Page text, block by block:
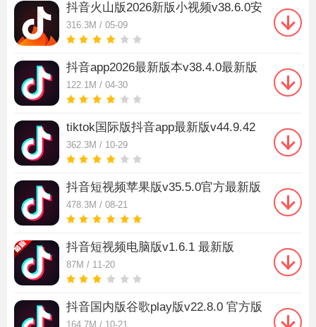
抖音火山版2026新版小视频v38.6.0安
卓免费版
316.3M / 05-09
抖音app2026最新版本v38.4.0最新版
122.1M / 04-30
tiktok国际版抖音app最新版v44.9.42
安卓最新版
362.3M / 10-29
抖音短视频苹果版v35.5.0官方最新版
478.3M / 08-21
抖音短视频电脑版v1.6.1 最新版
87M / 11-20
抖音国内版谷歌play版v22.8.0 官方版
164.7M / 10-21